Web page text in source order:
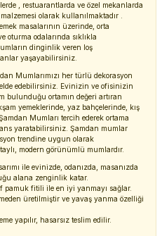
, restuarantlarda ve özel mekanlarda
olarak kullanılmaktadır .
masalarının üzerinde, orta
oturma odalarında sıklıkla
dinginlik veren loş
yaşayabilirsiniz.
Mumlarımızı her türlü dekorasyon
edebilirsiniz. Evinizin ve ofisinizin
bulunduğu ortamın değeri artıran
yemeklerinde, yaz bahçelerinde, kış
Mumları tercih ederek ortama
yaratabilirsiniz. Şamdan mumlar
trendine uygun olarak
modern görünümlü mumlardır.
ile evinizde, odanızda, masanızda
alana zenginlik katar.
fitili ile en iyi yanmayı sağlar.
üretilmiştir ve yavaş yanma özelliği
yapılır, hasarsız teslim edilir.